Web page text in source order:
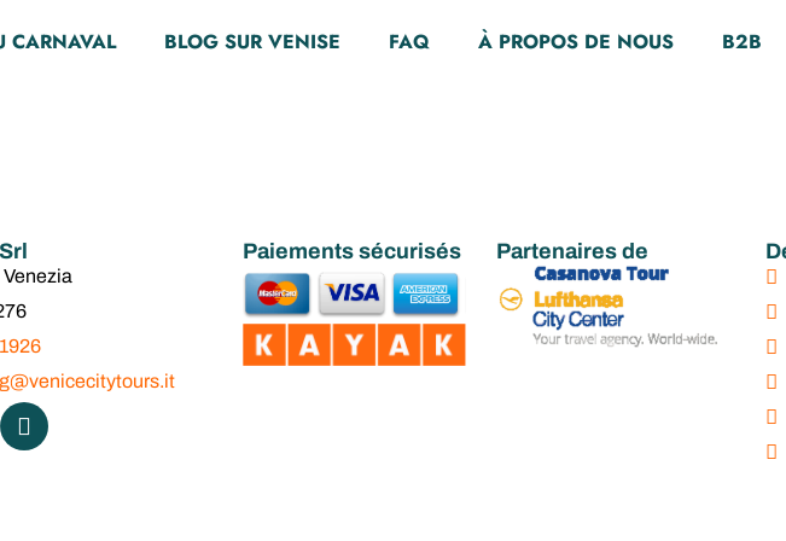
CARNAVAL BLOG SUR VENISE FAQ À PROPOS DE NOUS B2B
: visite guidée de la
prioritaire au
de Saint-Marc
Paiements sécurisés Partenaires de